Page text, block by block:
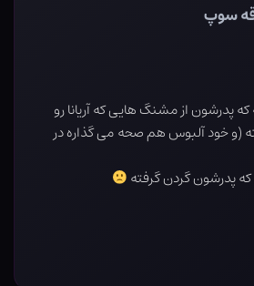
سوپ
پدرشون از مشنگ هایی که آریانا رو
(و خود آلبوس هم صحه می گذاره در
پدرشون گردن گرفته